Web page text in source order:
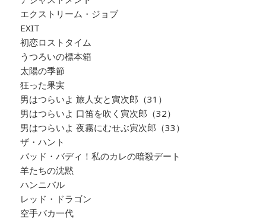
エクストリーム・ジョブ
EXIT
初恋ロストタイム
うつろいの標本箱
太陽の季節
狂った果実
男はつらいよ 旅人女と寅次郎（31）
男はつらいよ 口笛を吹く寅次郎（32）
男はつらいよ 夜霧にむせぶ寅次郎（33）
ザ・ハント
バッド・バディ！私のカレの暗殺デート
羊たちの沈黙
ハンニバル
レッド・ドラゴン
空手バカ一代